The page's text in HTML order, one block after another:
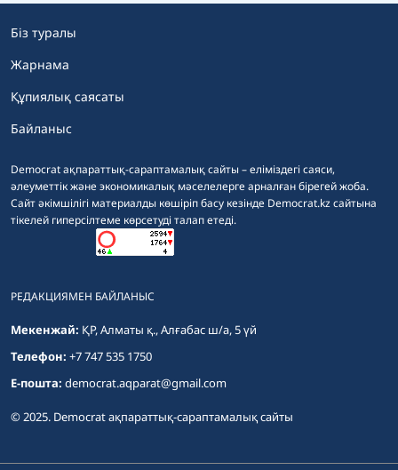
Democrat ақпараттық-сараптамалық сайты – еліміздегі саяси,
әлеуметтік және экономикалық мәселелерге арналған бірегей жоба.
Сайт әкімшілігі материалды көшіріп басу кезінде Democrat.kz сайтына
тікелей гиперсілтеме көрсетуді талап етеді.
Біз туралы
Жарнама
Құпиялық саясаты
Байланыс
РЕДАКЦИЯМЕН БАЙЛАНЫС
Мекенжай: ҚР, Алматы қ., Алғабас ш/а, 5 үй
Телефон: +7 747 535 1750
E-пошта: democrat.aqparat@gmail.com
© 2025. Democrat ақпараттық-сараптамалық сайты